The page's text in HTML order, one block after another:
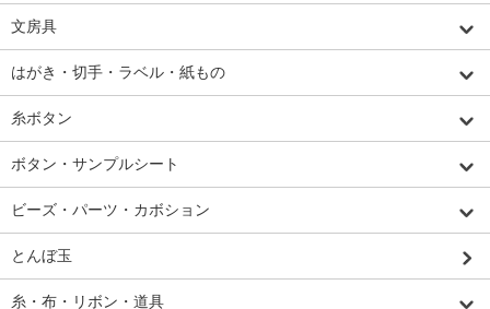
文房具
はがき・切手・ラベル・紙もの
糸ボタン
ボタン・サンプルシート
ビーズ・パーツ・カボション
とんぼ玉
糸・布・リボン・道具